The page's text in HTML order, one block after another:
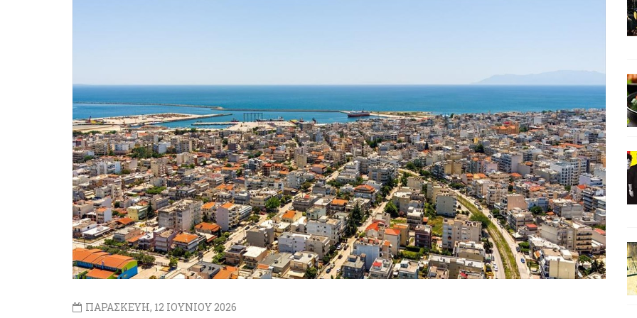
ΠΑΡΑΣΚΕΥΗ, 12 ΙΟΥΝΙΟΥ 2026